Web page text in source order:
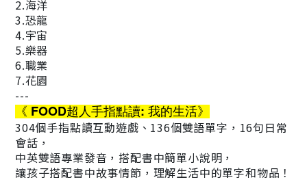
2.海洋
3.恐龍
4.宇宙
5.樂器
6.職業
7.花園
---
《 FOOD超人手指點讀: 我的生活》
304個手指點讀互動遊戲、136個雙語單字，16句日常
會話，
中英雙語專業發音，搭配書中簡單小說明，
讓孩子搭配書中故事情節，理解生活中的單字和物品！